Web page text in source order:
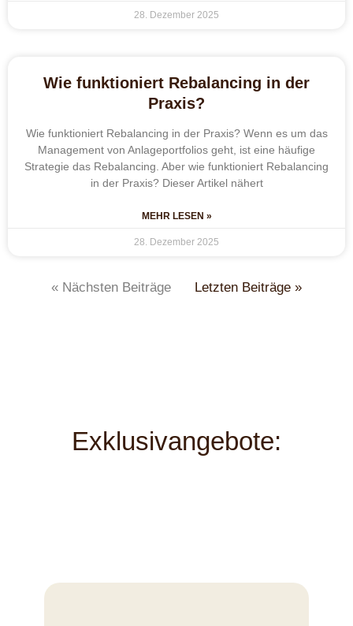
28. Dezember 2025
Wie funktioniert Rebalancing in der
Praxis?
Wie funktioniert Rebalancing in der Praxis? Wenn es um das
Management von Anlageportfolios geht, ist eine häufige
Strategie das Rebalancing. Aber wie funktioniert Rebalancing
in der Praxis? Dieser Artikel nähert
MEHR LESEN »
28. Dezember 2025
« Nächsten Beiträge Letzten Beiträge »
Exklusivangebote: